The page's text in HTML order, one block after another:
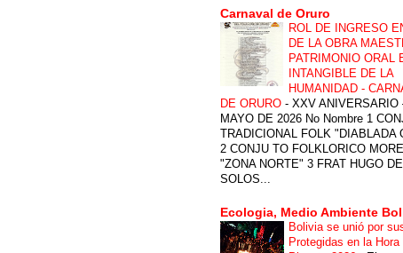
Carnaval de Oruro
ROL DE INGRESO
DE LA OBRA
PATRIMONIO ORAL
INTANGIBLE DE LA
HUMANIDAD -
DE ORURO - XXV ANIVERSARIO
MAYO DE 2026 No Nombre 1
TRADICIONAL FOLK "DIABLADA
2 CONJU TO FOLKLORICO
"ZONA NORTE" 3 FRAT HUGO
SOLOS...
Ecologia, Medio Ambiente
Bolivia se unió por
Protegidas en la Hora